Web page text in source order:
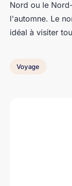
Nord ou le
l'automne. Le
idéal à visiter
Voyage